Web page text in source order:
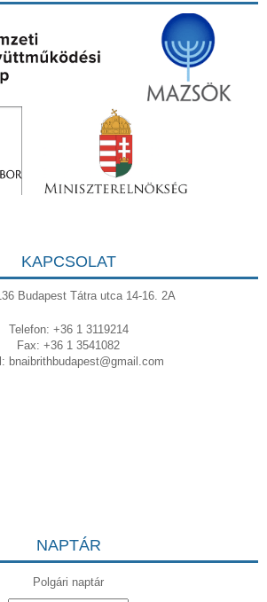
KAPCSOLAT
Budapest Tátra utca 14-16. 2A
Telefon: +36 1 3119214
Fax: +36 1 3541082
bnaibrithbudapest@gmail.com
NAPTÁR
Polgári naptár